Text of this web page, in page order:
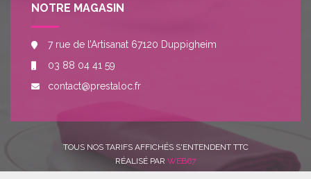
NOTRE MAGASIN
7 rue de l’Artisanat 67120 Duppigheim
03 88 04 41 59
contact@prestaloc.fr
TOUS NOS TARIFS AFFICHÉS S'ENTENDENT TTC
RÉALISÉ PAR WEB67